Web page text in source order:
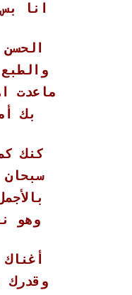
انا
ماعدت
بك
كنك
وهو
وقدرك